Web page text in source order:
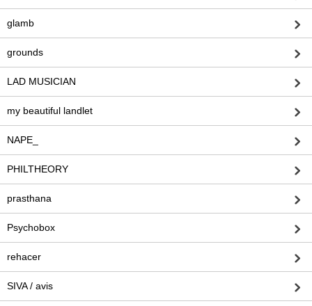
glamb
grounds
LAD MUSICIAN
my beautiful landlet
NAPE_
PHILTHEORY
prasthana
Psychobox
rehacer
SIVA / avis